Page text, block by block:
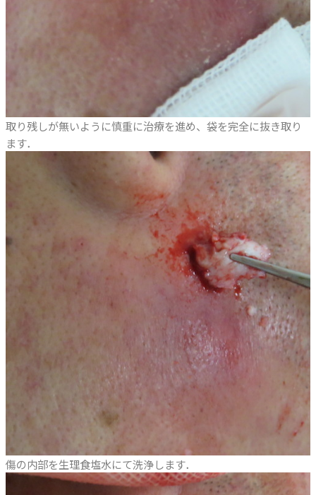
取り残しが無いように慎重に治療を進め、袋を完全に抜き取り
ます．
傷の内部を生理食塩水にて洗浄します．